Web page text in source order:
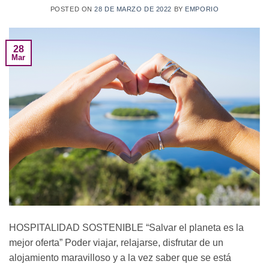
POSTED ON28 DE MARZO DE 2022 BY EMPORIO
28
Mar
HOSPITALIDAD SOSTENIBLE “Salvar el planeta es la
mejor oferta” Poder viajar, relajarse, disfrutar de un
alojamiento maravilloso y a la vez saber que se está